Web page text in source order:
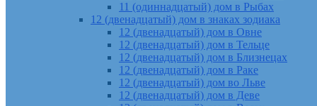
11 (одиннадцатый) дом в Рыбах
12 (двенадцатый) дом в знаках зодиака
12 (двенадцатый) дом в Овне
12 (двенадцатый) дом в Тельце
12 (двенадцатый) дом в Близнецах
12 (двенадцатый) дом в Раке
12 (двенадцатый) дом во Льве
12 (двенадцатый) дом в Деве